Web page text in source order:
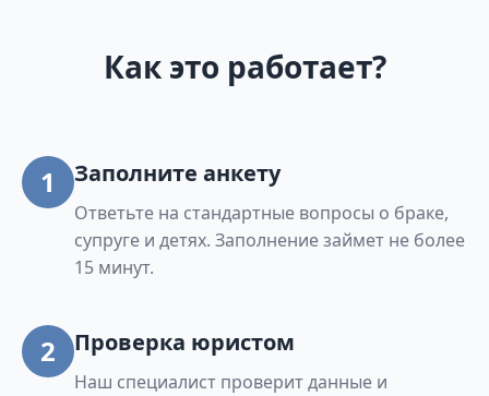
Как это работает?
1 Заполните анкету
Ответьте на стандартные вопросы о браке,
супруге и детях. Заполнение займет не более
15 минут.
2 Проверка юристом
Наш специалист проверит данные и